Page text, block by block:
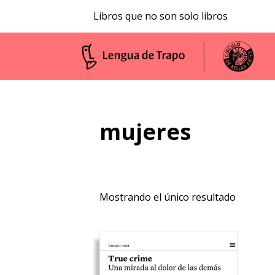
Libros que no son solo libros
mujeres
Mostrando el único resultado